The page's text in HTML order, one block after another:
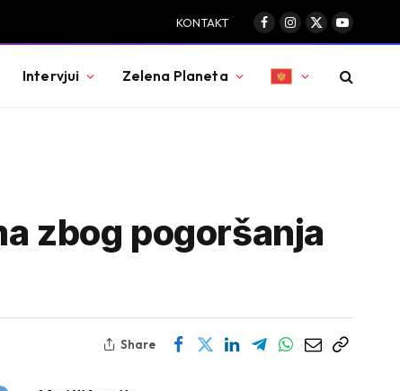
KONTAKT
Facebook
Instagram
X
(Twitter)
YouTube
Intervjui Zelena Planeta
zbog pogoršanja
Share